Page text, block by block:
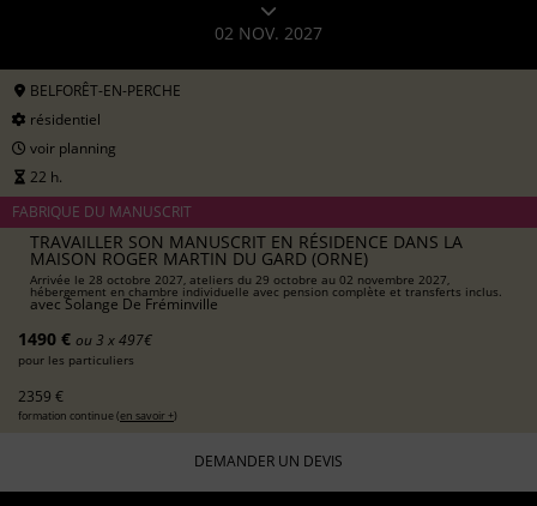
02 NOV. 2027
BELFORÊT-EN-PERCHE
résidentiel
voir planning
22 h.
FABRIQUE DU MANUSCRIT
TRAVAILLER SON MANUSCRIT EN RÉSIDENCE DANS LA
MAISON ROGER MARTIN DU GARD (ORNE)
Arrivée le 28 octobre 2027, ateliers du 29 octobre au 02 novembre 2027,
hébergement en chambre individuelle avec pension complète et transferts inclus.
avecSolange De Fréminville
1490 € ou 3 x 497€
pour les particuliers
2359 €
formation continue (en savoir +)
DEMANDER UN DEVIS